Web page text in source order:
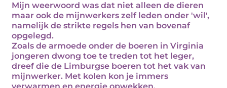
Mijn weerwoord was dat niet alleen de dieren
maar ook de mijnwerkers zelf leden onder 'wil',
namelijk de strikte regels hen van bovenaf
opgelegd.
Zoals de armoede onder de boeren in Virginia
jongeren dwong toe te treden tot het leger,
dreef die de Limburgse boeren tot het vak van
mijnwerker. Met kolen kon je immers